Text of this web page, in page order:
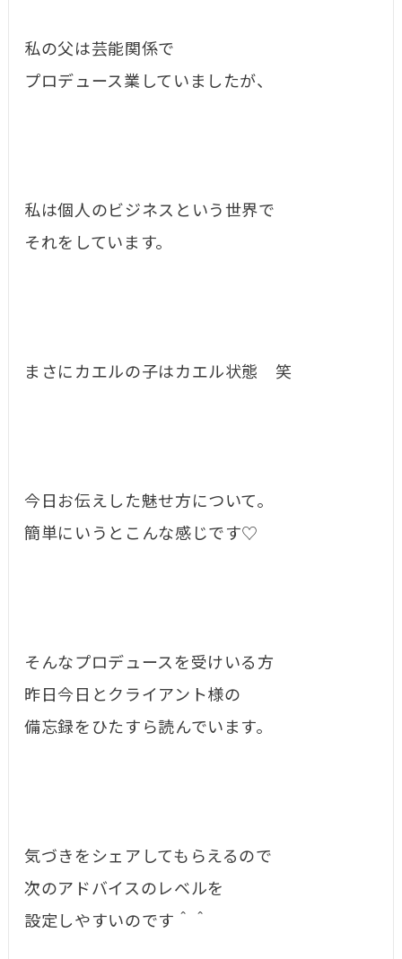
私の父は芸能関係で
プロデュース業していましたが、
私は個人のビジネスという世界で
それをしています。
まさにカエルの子はカエル状態 笑
今日お伝えした魅せ方について。
簡単にいうとこんな感じです♡
そんなプロデュースを受けいる方
昨日今日とクライアント様の
備忘録をひたすら読んでいます。
気づきをシェアしてもらえるので
次のアドバイスのレベルを
設定しやすいのです＾＾